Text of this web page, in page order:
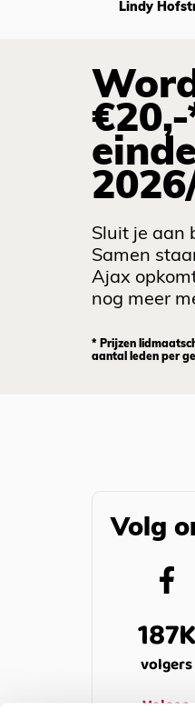
Lindy
Sluit je aan
Samen
Ajax
nog meer
* Prijzen
aantal leden per
Volg
187K
volgers
Volgen